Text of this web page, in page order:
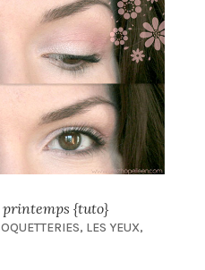
{tuto}
, LES YEUX,